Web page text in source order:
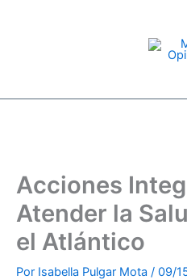
Acciones
Atender la
el Atlántico
Por Isabella Pulgar Mota / 09/